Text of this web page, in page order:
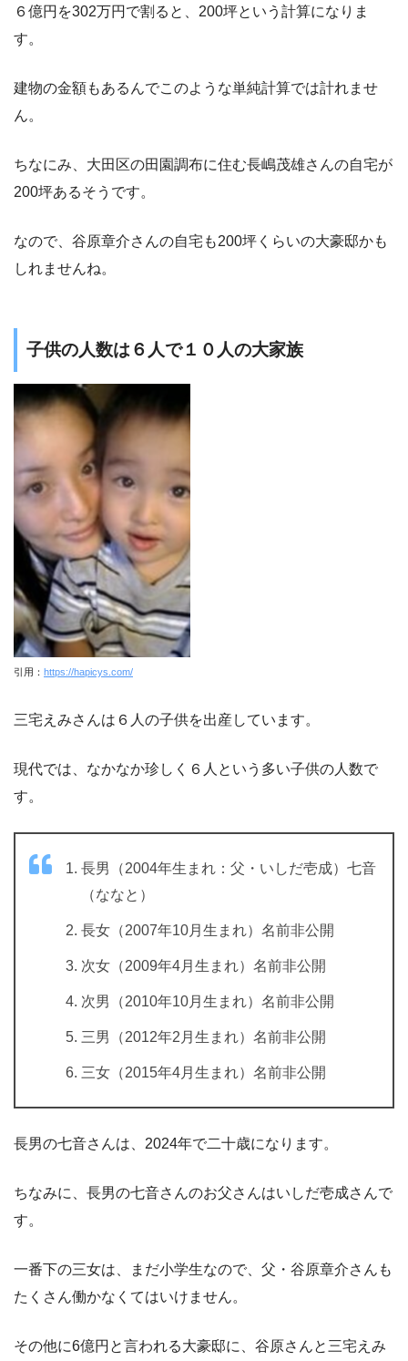
６億円を302万円で割ると、200坪という計算になりま
す。
建物の金額もあるんでこのような単純計算では計れませ
ん。
ちなにみ、大田区の田園調布に住む長嶋茂雄さんの自宅が
200坪あるそうです。
なので、谷原章介さんの自宅も200坪くらいの大豪邸かも
しれませんね。
子供の人数は６人で１０人の大家族
引用： https://hapicys.com/
三宅えみさんは６人の子供を出産しています。
現代では、なかなか珍しく６人という多い子供の人数で
す。
長男（2004年生まれ：父・いしだ壱成）七音
（ななと）
長女（2007年10月生まれ）名前非公開
次女（2009年4月生まれ）名前非公開
次男（2010年10月生まれ）名前非公開
三男（2012年2月生まれ）名前非公開
三女（2015年4月生まれ）名前非公開
長男の七音さんは、2024年で二十歳になります。
ちなみに、長男の七音さんのお父さんはいしだ壱成さんで
す。
一番下の三女は、まだ小学生なので、父・谷原章介さんも
たくさん働かなくてはいけません。
その他に6億円と言われる大豪邸に、谷原さんと三宅えみ